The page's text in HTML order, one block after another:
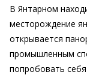
В Янтарном
месторождение
открывается
промышленным
попробовать